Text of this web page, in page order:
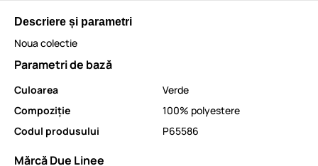
Descriere și parametri
Noua colectie
Parametri de bază
Culoarea
Verde
Compoziție
100% polyestere
Codul produsului
P65586
Mărcă Due Linee